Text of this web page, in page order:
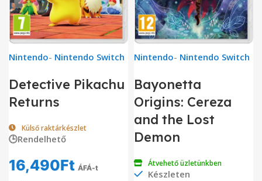
Nintendo- Nintendo Switch
Detective Pikachu
Returns
Külső raktárkészlet
🕒Rendelhető
16,490Ft ÁFÁ-t
Nintendo- Nintendo Switch
Bayonetta
Origins: Cereza
and the Lost
Demon
Átvehető üzletünkben
Készleten